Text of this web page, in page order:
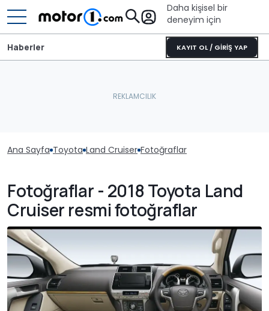
Daha kişisel bir
deneyim için
KAYIT OL / GİRİŞ YAP
Haberler
Ana Sayfa Toyota Land Cruiser Fotoğraflar
Fotoğraflar - 2018 Toyota Land
Cruiser resmi fotoğraflar